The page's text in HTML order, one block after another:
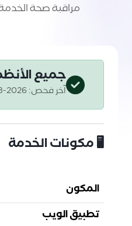
مراقبة صحة
جميع
آخر فحص:2026-08-10 07:19:31 AST
🖥️ مكونات الخدمة
المكون
تطبيق الويب